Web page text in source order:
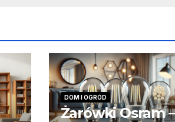
DOM I OGRÓD
Żarówki Osram –